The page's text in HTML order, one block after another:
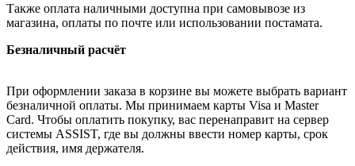
Также оплата наличными доступна при самовывозе из
магазина, оплаты по почте или использовании постамата.
Безналичный расчёт
При оформлении заказа в корзине вы можете выбрать вариант
безналичной оплаты. Мы принимаем карты Visa и Master
Card. Чтобы оплатить покупку, вас перенаправит на сервер
системы ASSIST, где вы должны ввести номер карты, срок
действия, имя держателя.